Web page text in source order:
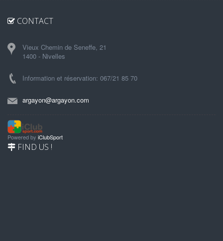
CONTACT
Vieux Chemin de Seneffe, 21
1400 - Nivelles
Information et réservation: 067/21 85 70
argayon@argayon.com
Powered by iClubSport
FIND US !